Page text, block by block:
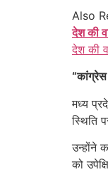
Also
देश की
देश की
“कांग्रेस
मध्य
स्थिति
उन्होंने
को